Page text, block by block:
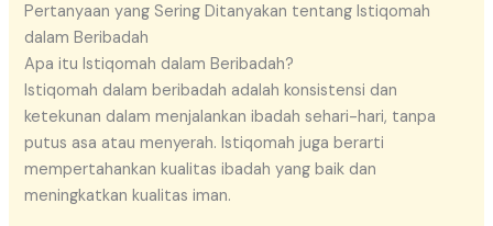
Pertanyaan yang Sering Ditanyakan tentang Istiqomah
dalam Beribadah
Apa itu Istiqomah dalam Beribadah?
Istiqomah dalam beribadah adalah konsistensi dan
ketekunan dalam menjalankan ibadah sehari-hari, tanpa
putus asa atau menyerah. Istiqomah juga berarti
mempertahankan kualitas ibadah yang baik dan
meningkatkan kualitas iman.